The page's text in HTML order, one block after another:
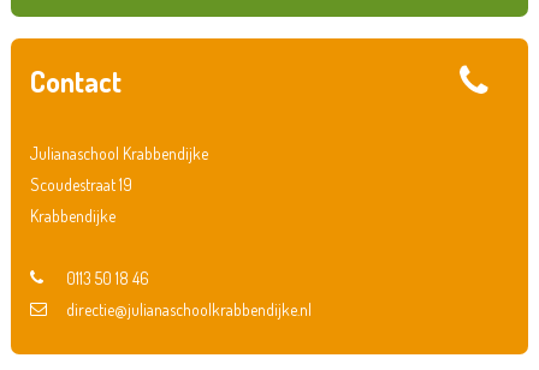
Contact
Julianaschool Krabbendijke
Scoudestraat 19
Krabbendijke
0113 50 18 46
directie@julianaschoolkrabbendijke.nl